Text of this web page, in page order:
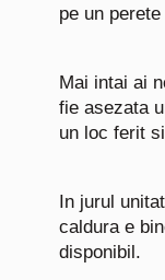
pe un
Mai intai ai
fie asezata
un loc ferit
In jurul
caldura e
disponibil.